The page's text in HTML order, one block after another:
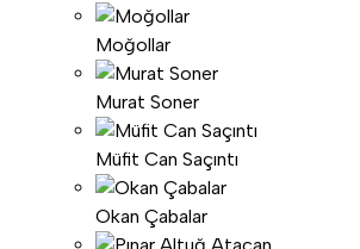
Moğollar
Murat Soner
Müfit Can Saçıntı
Okan Çabalar